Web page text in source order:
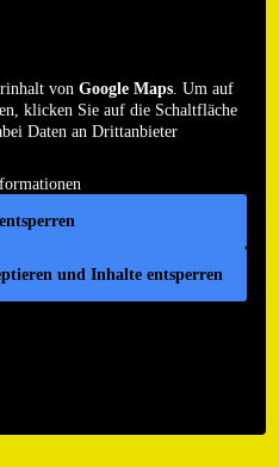
vonGoogle Maps. Um auf
klicken Sie auf die Schaltfläche
Daten an Drittanbieter
und Inhalte entsperren